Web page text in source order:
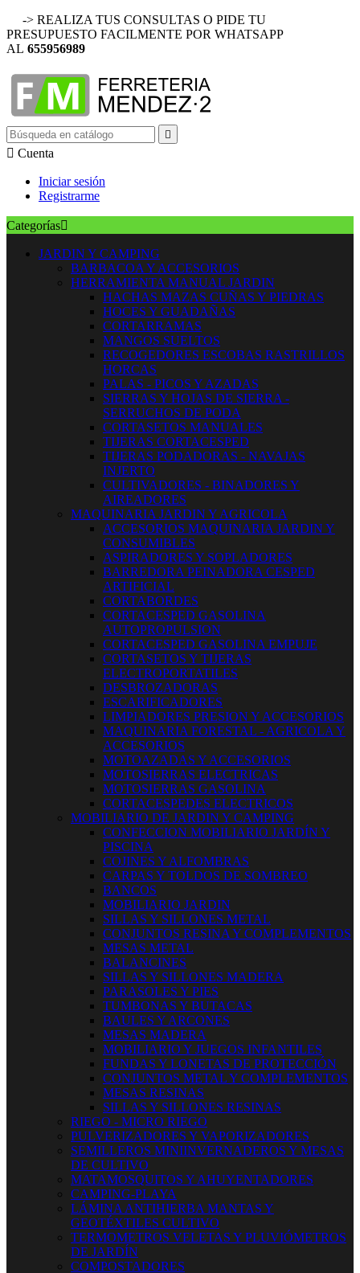
-> REALIZA TUS CONSULTAS O PIDE TU
PRESUPUESTO FACILMENTE POR WHATSAPP
AL 655956989

 Cuenta
Iniciar sesión
Registrarme
Categorías
JARDIN Y CAMPING
BARBACOA Y ACCESORIOS
HERRAMIENTA MANUAL JARDIN
HACHAS MAZAS CUÑAS Y PIEDRAS
HOCES Y GUADAÑAS
CORTARRAMAS
MANGOS SUELTOS
RECOGEDORES ESCOBAS RASTRILLOS
HORCAS
PALAS - PICOS Y AZADAS
SIERRAS Y HOJAS DE SIERRA -
SERRUCHOS DE PODA
CORTASETOS MANUALES
TIJERAS CORTACESPED
TIJERAS PODADORAS - NAVAJAS
INJERTO
CULTIVADORES - BINADORES Y
AIREADORES
MAQUINARIA JARDIN Y AGRICOLA
ACCESORIOS MAQUINARIA JARDIN Y
CONSUMIBLES
ASPIRADORES Y SOPLADORES
BARREDORA PEINADORA CESPED
ARTIFICIAL
CORTABORDES
CORTACESPED GASOLINA
AUTOPROPULSION
CORTACESPED GASOLINA EMPUJE
CORTASETOS Y TIJERAS
ELECTROPORTATILES
DESBROZADORAS
ESCARIFICADORES
LIMPIADORES PRESION Y ACCESORIOS
MAQUINARIA FORESTAL - AGRICOLA Y
ACCESORIOS
MOTOAZADAS Y ACCESORIOS
MOTOSIERRAS ELECTRICAS
MOTOSIERRAS GASOLINA
CORTACESPEDES ELECTRICOS
MOBILIARIO DE JARDIN Y CAMPING
CONFECCION MOBILIARIO JARDÍN Y
PISCINA
COJINES Y ALFOMBRAS
CARPAS Y TOLDOS DE SOMBREO
BANCOS
MOBILIARIO JARDIN
SILLAS Y SILLONES METAL
CONJUNTOS RESINA Y COMPLEMENTOS
MESAS METAL
BALANCINES
SILLAS Y SILLONES MADERA
PARASOLES Y PIES
TUMBONAS Y BUTACAS
BAULES Y ARCONES
MESAS MADERA
MOBILIARIO Y JUEGOS INFANTILES
FUNDAS Y LONETAS DE PROTECCIÓN
CONJUNTOS METAL Y COMPLEMENTOS
MESAS RESINAS
SILLAS Y SILLONES RESINAS
RIEGO - MICRO RIEGO
PULVERIZADORES Y VAPORIZADORES
SEMILLEROS MINIINVERNADEROS Y MESAS
DE CULTIVO
MATAMOSQUITOS Y AHUYENTADORES
CAMPING-PLAYA
LÁMINA ANTIHIERBA MANTAS Y
GEOTÉXTILES CULTIVO
TERMOMETROS VELETAS Y PLUVIÓMETROS
DE JARDÍN
COMPOSTADORES